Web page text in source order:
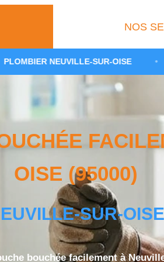
NOS
SUR-OISE • COMMENT
OISE (95000)
SUR-OISE
bouchée facilement à